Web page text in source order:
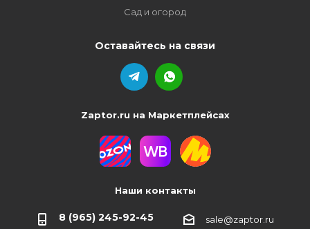
Сад и огород
Оставайтесь на связи
Zaptor.ru на Маркетплейсах
Наши контакты
8 (965) 245-92-45 sale@zaptor.ru